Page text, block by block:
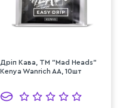
Дріп Кава, ТМ "Mad Heads"
Kenya Wanrich AA, 10шт